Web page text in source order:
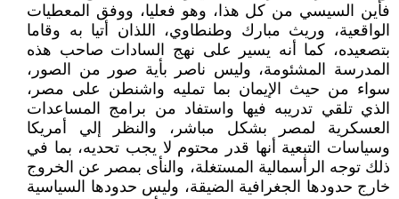
فأين السيسي من كل هذا، وهو فعليا، ووفق المعطيات
الواقعية، وريث مبارك وطنطاوي، اللذان أتيا به وقاما
بتصعيده، كما أنه يسير على نهج السادات صاحب هذه
المدرسة المشئومة، وليس ناصر بأية صور من الصور،
سواء من حيث الإيمان بما تمليه واشنطن على مصر،
الذي تلقي تدريبه فيها واستفاد من برامج المساعدات
العسكرية لمصر بشكل مباشر، والنظر إلي أمريكا
وسياسات التبعية أنها قدر محتوم لا يجب تحديه، بما في
ذلك توجه الرأسمالية المستغلة، والنأى بمصر عن الخروج
خارج حدودها الجغرافية الضيقة، وليس حدودها السياسية